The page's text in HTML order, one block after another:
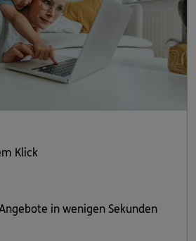
Klick
in wenigen Sekunden